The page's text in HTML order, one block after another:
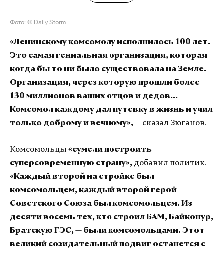
Фото: © Daily Storm
«Ленинскому комсомолу исполнилось 100 лет.
Это самая гениальная организация, которая
когда бы то ни было существовала на Земле.
Организация, через которую прошли более
130 миллионов ваших отцов и дедов...
Комсомол каждому дал путевку в жизнь и учил
только доброму и вечному», — сказал Зюганов.
Комсомольцы «сумели построить
суперсовременную страну», добавил политик.
«Каждый второй на стройке был
комсомольцем, каждый второй герой
Советского Союза был комсомольцем. Из
десяти восемь тех, кто строил БАМ, Байконур,
Братскую ГЭС, — были комсомольцами. Этот
великий созидательный подвиг останется с